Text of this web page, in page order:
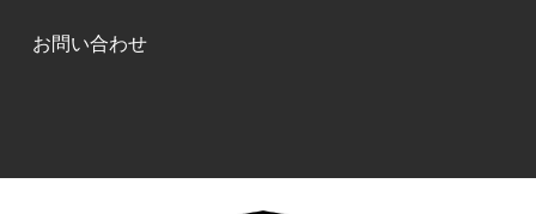
お問い合わせ